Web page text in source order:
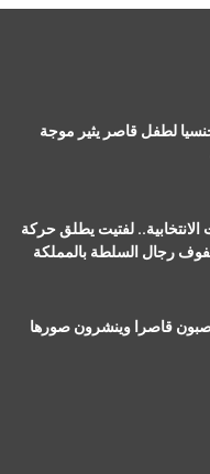
لطفل قاصر يثير موجة
الانتخابية.. لفتيت يطلق حركة
رجال السلطة بالمملكة
قاصرا وينشرون صورها